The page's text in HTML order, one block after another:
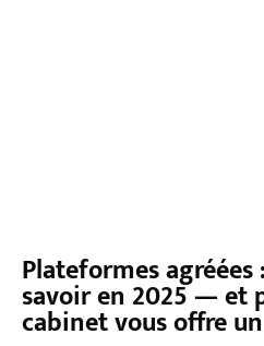
Plateformes agréées
savoir en 2025 — et
cabinet vous offre